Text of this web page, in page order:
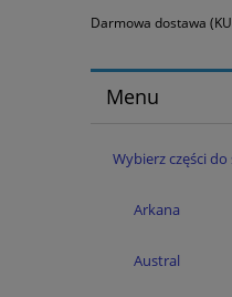
Darmowa dostawa
Menu
Wybierz części
Arkana
Austral